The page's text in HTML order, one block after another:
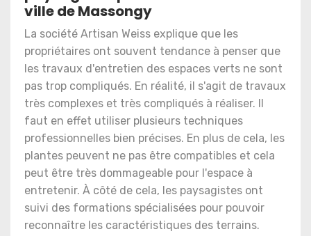
ville de Massongy
La société Artisan Weiss explique que les
propriétaires ont souvent tendance à penser que
les travaux d'entretien des espaces verts ne sont
pas trop compliqués. En réalité, il s'agit de travaux
très complexes et très compliqués à réaliser. Il
faut en effet utiliser plusieurs techniques
professionnelles bien précises. En plus de cela, les
plantes peuvent ne pas être compatibles et cela
peut être très dommageable pour l'espace à
entretenir. À côté de cela, les paysagistes ont
suivi des formations spécialisées pour pouvoir
reconnaître les caractéristiques des terrains.